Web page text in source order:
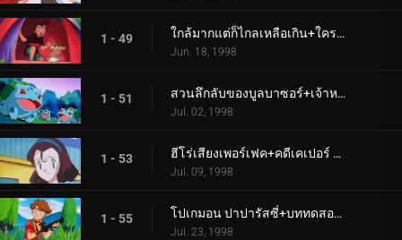
1 - 49 ใกล้มากแต่ก็ไกลเหลือเกิน+ใครจะเป็นคนเก็บโทเกปีไว้?
Jun. 18, 1998
1 - 51 สวนลึกลับของบูลบาซอร์+เจ้าหญิงปะทะเจ้าหญิง
Jul. 02, 1998
1 - 53 ฮีโร่เสียงเพอร์เฟค+คดีเคเปอร์ K-9!
Jul. 09, 1998
1 - 55 โปเกมอน ปาปารัสซี่+บททดสอบขั้นสุดยอด
Jul. 23, 1998